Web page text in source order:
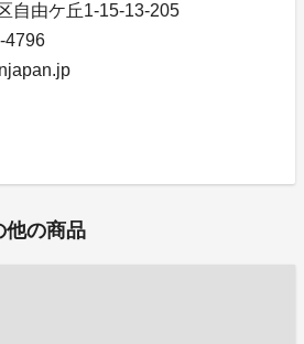
自由ケ丘1-15-13-205
4796
他の商品